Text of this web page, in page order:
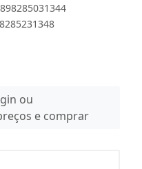
ou
e comprar